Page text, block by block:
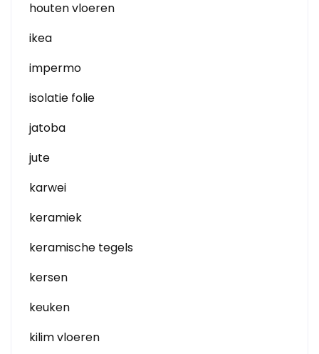
houten vloeren
ikea
impermo
isolatie folie
jatoba
jute
karwei
keramiek
keramische tegels
kersen
keuken
kilim vloeren